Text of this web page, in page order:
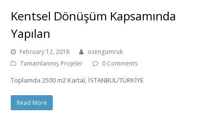
Kentsel Dönüşüm Kapsamında
Yapılan
February 12, 2018
ozengumruk
Tamamlanmış Projeler
0 Comments
Toplamda 2500 m2 Kartal, İSTANBUL/TÜRKİYE
Read More